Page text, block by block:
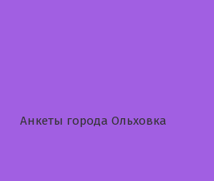
Анкеты города Ольховка